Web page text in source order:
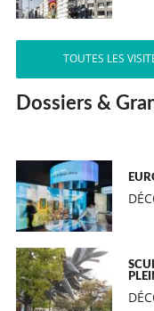
TOUTES LES
Dossiers &